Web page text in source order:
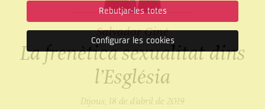
Salvador Giné
La frenètica sexualitat dins
l’Església
Dijous, 18 de d’abril de 2019
Rebutjar-les totes
Configurar les cookies